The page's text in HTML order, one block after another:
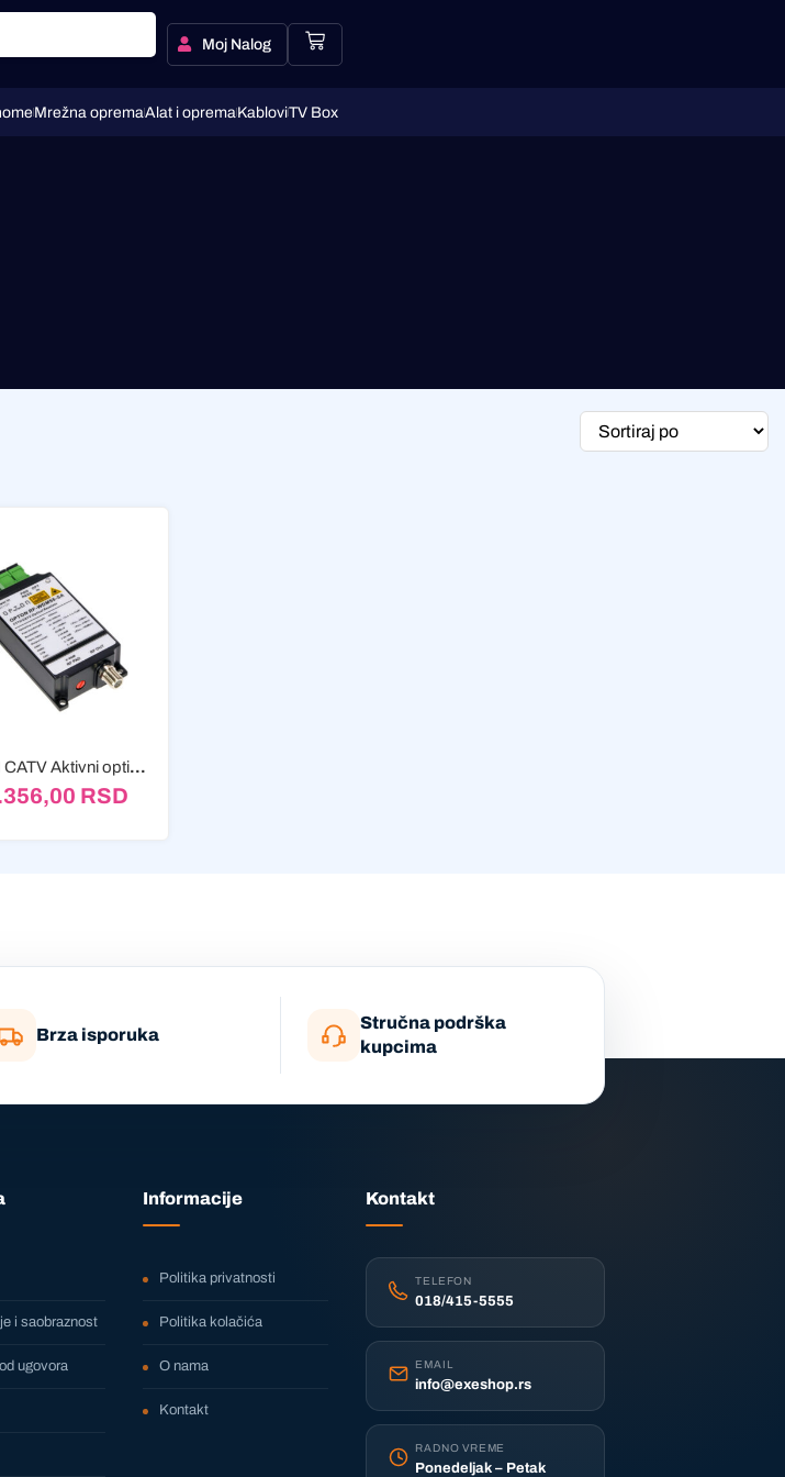
Moj Nalog
Mrežna opremaAlat i opremaKabloviTV Box
FTTH CATV Aktivni optički prijemnik 1550nm WDM
RSD
Brza isporuka
Stručna podrška
kupcima
i saobraznost
ugovora
Informacije
Politika privatnosti
Politika kolačića
O nama
Kontakt
Kontakt
TELEFON
018/415-5555
EMAIL
info@exeshop.rs
RADNO VREME
Ponedeljak – Petak